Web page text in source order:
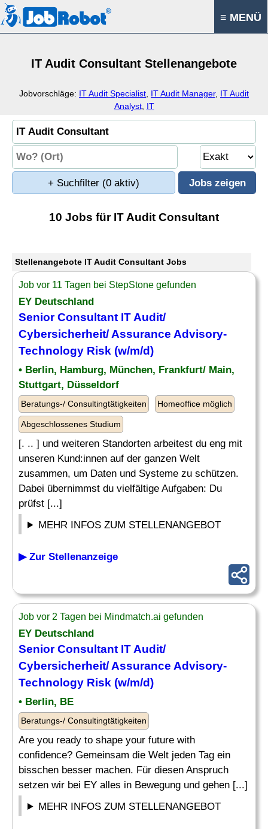
≡ MENÜ
IT Audit Consultant Stellenangebote
Jobvorschläge: IT Audit Specialist IT Audit Manager, IT Audit
Analyst, IT
+ Suchfilter (0 aktiv)
10 Jobs für IT Audit Consultant
Stellenangebote IT Audit Consultant Jobs
Job vor 11 Tagen bei StepStone gefunden
EY Deutschland
SeniorConsultant IT Audit/
Cybersicherheit/ Assurance Advisory-
Technology Risk (w/m/d)
• Berlin, Hamburg, München, Frankfurt/ Main,
Stuttgart, Düsseldorf
Beratungs-/ Consultingtätigkeiten Homeoffice möglich
Abgeschlossenes Studium
[. .. ] und weiteren Standorten arbeitest du eng mit
unseren Kund:innen auf der ganzen Welt
zusammen, um Daten und Systeme zu schützen.
Dabei übernimmst du vielfältige Aufgaben: Du
prüfst [...]
MEHR INFOS ZUM STELLENANGEBOT
▶ Zur Stellenanzeige
Job vor 2 Tagen bei Mindmatch.ai gefunden
EY Deutschland
SeniorConsultant IT Audit/
Cybersicherheit/ Assurance Advisory-
Technology Risk (w/m/d)
• Berlin, BE
Beratungs-/ Consultingtätigkeiten
Are you ready to shape your future with
confidence? Gemeinsam die Welt jeden Tag ein
bisschen besser machen. Für diesen Anspruch
setzen wir bei EY alles in Bewegung und gehen [...]
MEHR INFOS ZUM STELLENANGEBOT